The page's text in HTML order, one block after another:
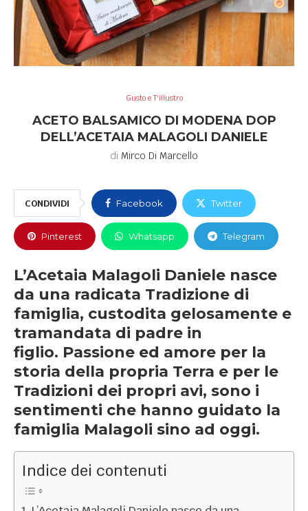
Gusto e T'illustro
ACETO BALSAMICO DI MODENA DOP
DELL’ACETAIA MALAGOLI DANIELE
di Mirco Di Marcello
CONDIVIDI Facebook Twitter
Pinterest Whatsapp Telegram
L’Acetaia Malagoli Daniele nasce
da una radicata Tradizione di
famiglia, custodita gelosamente e
tramandata di padre in
figlio. Passione ed amore per la
storia della propria Terra e per le
Tradizioni dei propri avi, sono i
sentimenti che hanno guidato la
famiglia Malagoli sino ad oggi.
Indice dei contenuti